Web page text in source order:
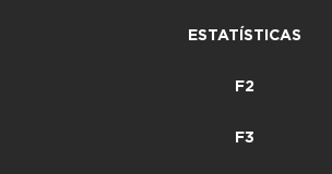
ESTATÍSTICAS
F2
F3